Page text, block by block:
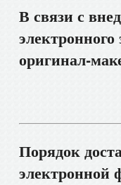
В связи с
оригинал-
Порядок
электронной